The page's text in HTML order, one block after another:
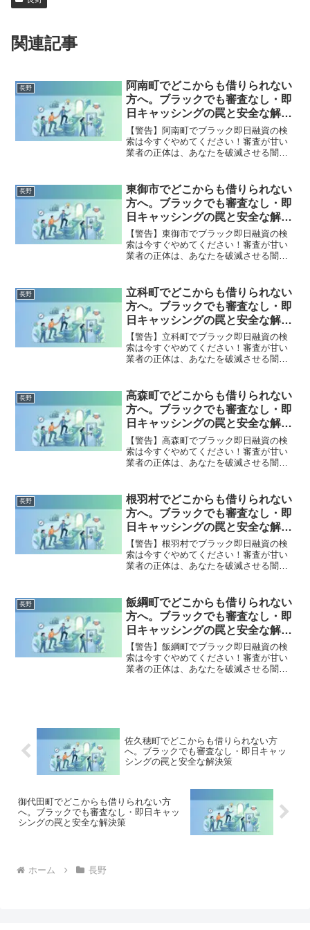
関連記事
長野
阿南町でどこからも借りられない
方へ。ブラックでも審査なし・即
日キャッシングの罠と安全な解決
策
【警告】阿南町でブラック即日融資の検
索は今すぐやめてください！審査が甘い
業者の正体は、あなたを破滅させる闇金
町で違法業者を避け、借金地獄から抜け
出した方々の実体験と確実な解決策を完
全公開。
長野
東御市でどこからも借りられない
方へ。ブラックでも審査なし・即
日キャッシングの罠と安全な解決
策
【警告】東御市でブラック即日融資の検
索は今すぐやめてください！審査が甘い
業者の正体は、あなたを破滅させる闇金
市で違法業者を避け、借金地獄から抜け
出した方々の実体験と確実な解決策を完
全公開。
長野
立科町でどこからも借りられない
方へ。ブラックでも審査なし・即
日キャッシングの罠と安全な解決
策
【警告】立科町でブラック即日融資の検
索は今すぐやめてください！審査が甘い
業者の正体は、あなたを破滅させる闇金
町で違法業者を避け、借金地獄から抜け
出した方々の実体験と確実な解決策を完
全公開。
長野
高森町でどこからも借りられない
方へ。ブラックでも審査なし・即
日キャッシングの罠と安全な解決
策
【警告】高森町でブラック即日融資の検
索は今すぐやめてください！審査が甘い
業者の正体は、あなたを破滅させる闇金
町で違法業者を避け、借金地獄から抜け
出した方々の実体験と確実な解決策を完
全公開。
長野
根羽村でどこからも借りられない
方へ。ブラックでも審査なし・即
日キャッシングの罠と安全な解決
策
【警告】根羽村でブラック即日融資の検
索は今すぐやめてください！審査が甘い
業者の正体は、あなたを破滅させる闇金
村で違法業者を避け、借金地獄から抜け
出した方々の実体験と確実な解決策を完
全公開。
長野
飯綱町でどこからも借りられない
方へ。ブラックでも審査なし・即
日キャッシングの罠と安全な解決
策
【警告】飯綱町でブラック即日融資の検
索は今すぐやめてください！審査が甘い
業者の正体は、あなたを破滅させる闇金
佐久穂町でどこからも借りられない方
へ。ブラックでも審査なし・即日キャッ
シングの罠と安全な解決策
御代田町でどこからも借りられない方
へ。ブラックでも審査なし・即日キャッ
シングの罠と安全な解決策
ホーム 長野